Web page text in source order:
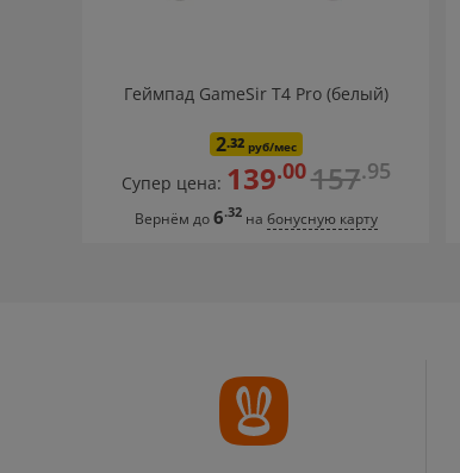
Геймпад GameSir T4 Pro (белый)
2.32руб/мес
Супер цена: 139.00157.95
Вернём до6.32 на бонусную карту